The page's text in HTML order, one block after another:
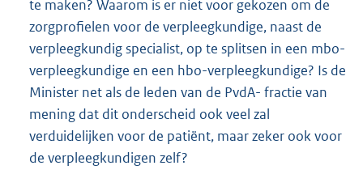
te maken? Waarom is er niet voor gekozen om de
zorgprofielen voor de verpleegkundige, naast de
verpleegkundig specialist, op te splitsen in een mbo-
verpleegkundige en een hbo-verpleegkundige? Is de
Minister net als de leden van de PvdA- fractie van
mening dat dit onderscheid ook veel zal
verduidelijken voor de patiënt, maar zeker ook voor
de verpleegkundigen zelf?